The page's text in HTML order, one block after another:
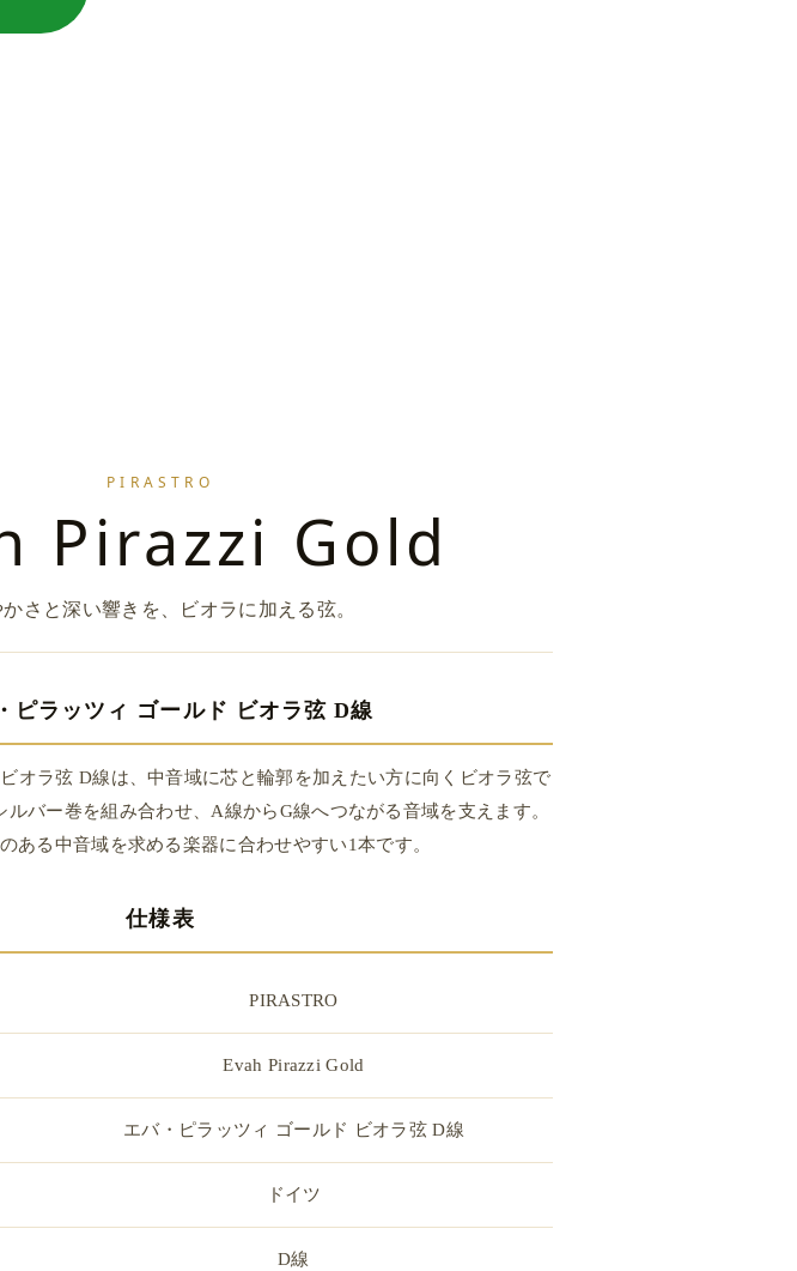
PIRASTRO
Pirazzi Gold
さと深い響きを、ビオラに加える弦。
ピラッツィ ゴールド ビオラ弦 D線
オラ弦 D線は、中音域に芯と輪郭を加えたい方に向くビオラ弦で
バー巻を組み合わせ、A線からG線へつながる音域を支えます。
ある中音域を求める楽器に合わせやすい1本です。
仕様表
PIRASTRO
Evah Pirazzi Gold
エバ・ピラッツィ ゴールド ビオラ弦 D線
ドイツ
D線